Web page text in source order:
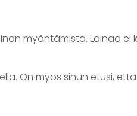
myöntämistä. Lainaa ei
On myös sinun etusi,